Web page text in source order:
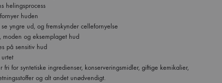
helingsprocess
huden
yngre ud, og fremskynder cellefornyelse
moden og eksemplaget hud
på sensitiv hud
fri for syntetiske ingredienser, konserveringsmidler, giftige kemikalier,
og alt andet unødvendigt.